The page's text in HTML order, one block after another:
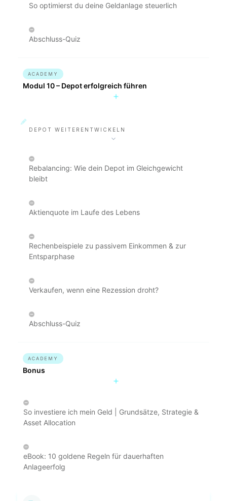
So optimierst du deine Geldanlage steuerlich
Abschluss-Quiz
ACADEMY
Modul 10 – Depot erfolgreich führen
DEPOT WEITERENTWICKELN
Rebalancing: Wie dein Depot im Gleichgewicht
bleibt
Aktienquote im Laufe des Lebens
Rechenbeispiele zu passivem Einkommen & zur
Entsparphase
Verkaufen, wenn eine Rezession droht?
Abschluss-Quiz
ACADEMY
Bonus
So investiere ich mein Geld | Grundsätze, Strategie &
Asset Allocation
eBook: 10 goldene Regeln für dauerhaften
Anlageerfolg